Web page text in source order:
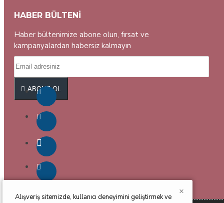
HABER BÜLTENI
Haber bültenimize abone olun, fırsat ve
kampanyalardan habersiz kalmayın
ABONE OL
Alışveriş sitemizde, kullanıcı deneyimini geliştirmek ve
×